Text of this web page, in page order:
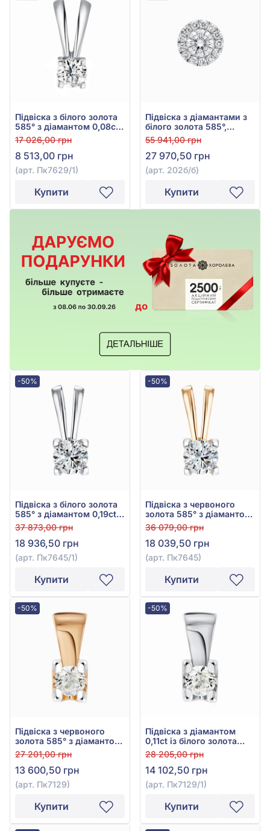
Підвіска з білого золота
585° з діамантом 0,08ct,
арт. Пк7629/1
17 026,00 грн
8 513,00 грн
(арт. Пк7629/1)
Купити
Підвіска з діамантами з
білого золота 585°,
Діамант 0,265ct, арт.
202б/б
55 941,00 грн
27 970,50 грн
(арт. 202б/б)
Купити
-50%
Підвіска з білого золота
585° з діамантом 0,19ct,
арт. Пк7645/1
37 873,00 грн
18 936,50 грн
(арт. Пк7645/1)
Купити
-50%
Підвіска з червоного
золота 585° з діамантом
0,18ct, арт. Пк7645
36 079,00 грн
18 039,50 грн
(арт. Пк7645)
Купити
-50%
Підвіска з червоного
золота 585° з діамантом
0,11ct, арт. Пк7129
27 201,00 грн
13 600,50 грн
(арт. Пк7129)
Купити
-50%
Підвіска з діамантом
0,11ct із білого золота
585°, арт. Пк7129/1
28 205,00 грн
14 102,50 грн
(арт. Пк7129/1)
Купити